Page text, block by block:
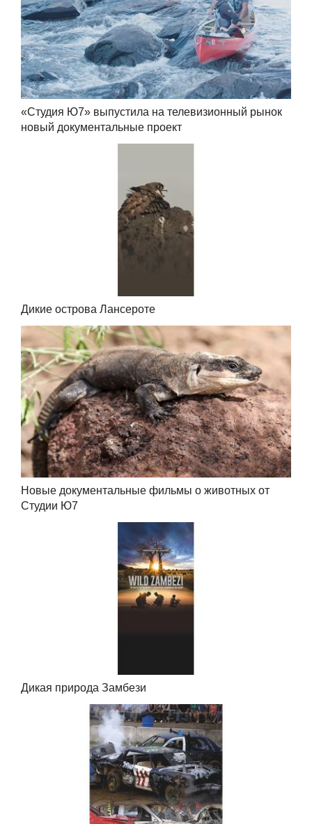
«Студия Ю7» выпустила на телевизионный рынок
новый документальные проект
Дикие острова Лансероте
Новые документальные фильмы о животных от
Студии Ю7
Дикая природа Замбези